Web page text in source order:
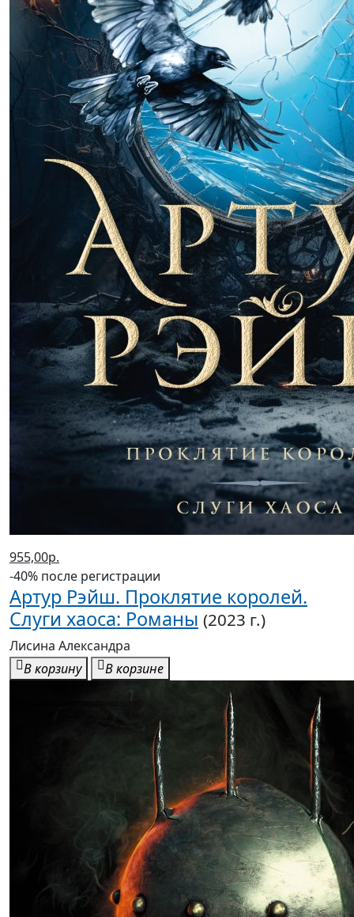
955,00р.
-40% после регистрации
Артур Рэйш. Проклятие королей.
Слуги хаоса: Романы (2023 г.)
Лисина Александра
В корзину
В корзине